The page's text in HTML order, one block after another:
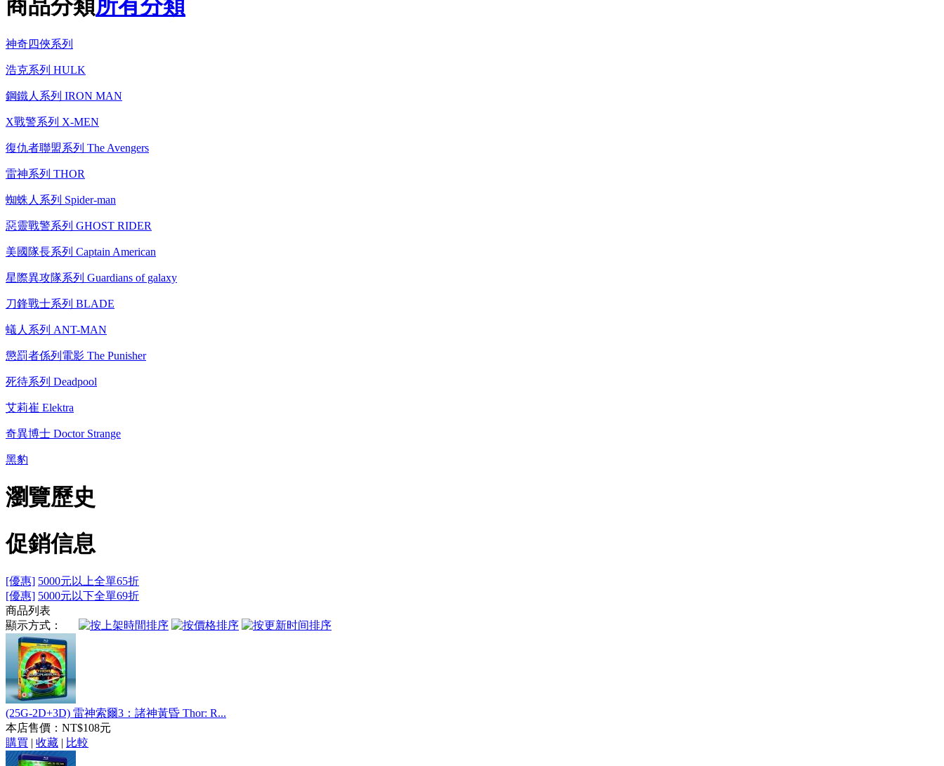
商品分類所有分類
神奇四俠系列
浩克系列 HULK
鋼鐵人系列 IRON MAN
X戰警系列 X-MEN
復仇者聯盟系列 The Avengers
雷神系列 THOR
蜘蛛人系列 Spider-man
惡靈戰警系列 GHOST RIDER
美國隊長系列 Captain American
星際異攻隊系列 Guardians of galaxy
刀鋒戰士系列 BLADE
蟻人系列 ANT-MAN
懲罰者係列電影 The Punisher
死待系列 Deadpool
艾莉崔 Elektra
奇異博士 Doctor Strange
黑豹
瀏覽歷史
促銷信息
[優惠] 5000元以上全單65折
[優惠] 5000元以下全單69折
商品列表
顯示方式：
(25G-2D+3D) 雷神索爾3：諸神黃昏 Thor: R...
本店售價： NT$108元
購買 | 收藏 | 比較